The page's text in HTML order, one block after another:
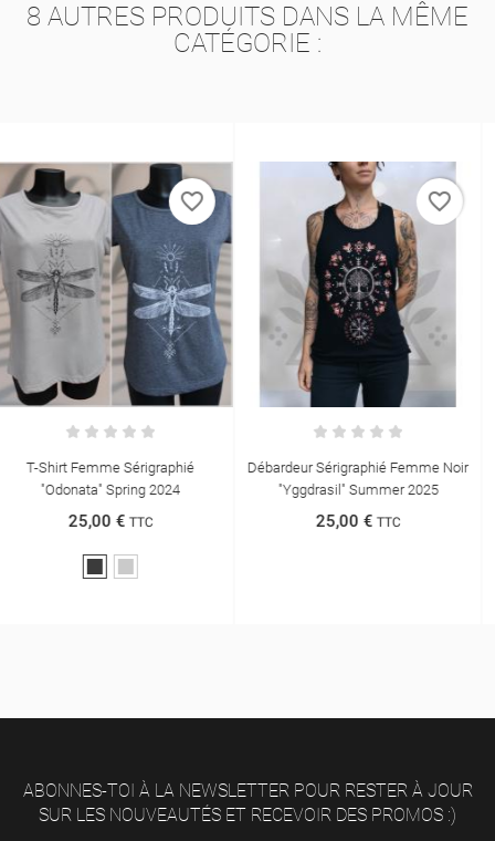
8 AUTRES PRODUITS DANS LA MÊME
CATÉGORIE :
Débardeur Sérigraphié Femme Noir
"Yggdrasil" Summer 2025
25,00 €TTC
favorite_border
T-Shirt Sérigraphié XS Au XL -
Metamorphosis Summer 2025
30,00 €TTC
favorite_border
ABONNES-TOI À LA NEWSLETTER POUR RESTER À JOUR
SUR LES NOUVEAUTÉS ET RECEVOIR DES PROMOS :)